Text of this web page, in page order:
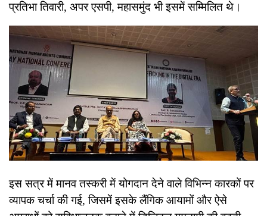
प्रतिभा तिवारी, अपर एसपी, महासमुंद भी इसमें सम्मिलित थे।
इस सत्र में मानव तस्करी में योगदान देने वाले विभिन्न कारकों पर
व्यापक चर्चा की गई, जिसमें इसके लैंगिक आयामों और ऐसे